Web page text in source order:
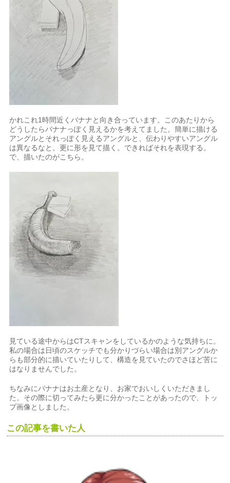
かれこれ1時間近くバナナと向き合っています。このあたりから
どうしたらバナナっぽく見えるかを考えてました。簡単に描ける
アングルとそれっぽく見えるアングルと、伝わりやすいアングル
は異なるなと。更に形を見て描く。できればそれを表現する。
で、描いたのがこちら。
見ている途中からはCTスキャンをしているかのような気持ちに。
私の場合は日頃のスケッチでも分かりづらい場合は別アングルか
らも部分的に描いていたりして、構造を見ていたのでさほど苦に
はなりませんでした。
ちなみにバナナはお土産となり、お家でおいしくいただきまし
た。その際に切ってみたら更に分かったことがあったので、トッ
プ画像としました。
この記事を書いた人